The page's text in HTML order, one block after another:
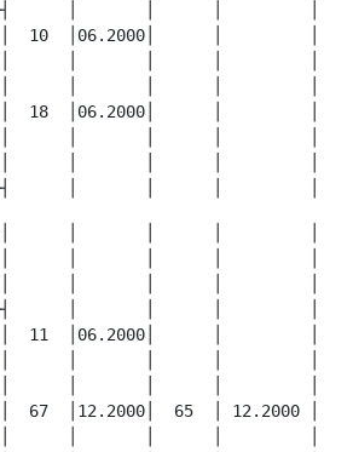
│  10  │06.2000│      │         │
│      │       │      │         │
│  18  │06.2000│      │         │
│      │       │      │         │
│      │       │      │         │
│       │      │         │
-│      │       │      │         │
│      │       │      │         │
│      │       │      │         │
│  11  │06.2000│      │         │
│      │       │      │         │
│  67  │12.2000│  65  │ 12.2000
│      │       │      │         │